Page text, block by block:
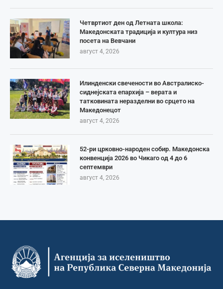
Четвртиот ден од Летната школа:
Македонската традиција и култура низ
посета на Вевчани
август 4, 2026
Илинденски свечености во Австралиско-
сиднејската епархија – верата и
татковината неразделни во срцето на
Македонецот
август 4, 2026
52-ри црковно-народен собир. Македонска
конвенција 2026 во Чикаго од 4 до 6
септември
август 4, 2026